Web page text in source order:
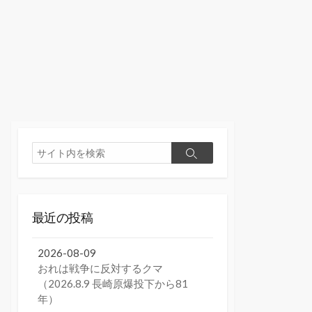
検
索
検
最近の投稿
2026-08-09
おれは戦争に反対するクマ
（2026.8.9 長崎原爆投下から81
年）